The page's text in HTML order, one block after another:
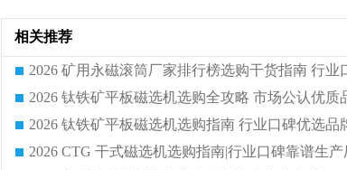
相关推荐
2026 CTG 干式磁选机选购指南|行业口碑靠谱生